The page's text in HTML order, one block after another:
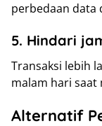
perbedaan data
5. Hindari
Transaksi lebih
malam hari saat
Alternatif